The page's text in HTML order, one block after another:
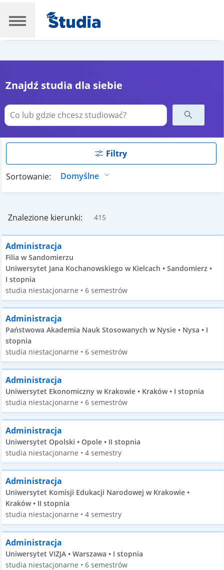
Znajdź studia dla siebie
Filtry
Sortowanie:
Znalezione kierunki: 415
Administracja
Filia w Sandomierzu
Uniwersytet Jana Kochanowskiego w Kielcach • Sandomierz •
I stopnia
studia niestacjonarne • 6 semestrów
Administracja
Państwowa Akademia Nauk Stosowanych w Nysie • Nysa • I
stopnia
studia niestacjonarne • 6 semestrów
Administracja
Uniwersytet Ekonomiczny w Krakowie • Kraków • I stopnia
studia niestacjonarne • 6 semestrów
Administracja
Uniwersytet Opolski • Opole • II stopnia
studia niestacjonarne • 4 semestry
Administracja
Uniwersytet Komisji Edukacji Narodowej w Krakowie •
Kraków • II stopnia
studia niestacjonarne • 4 semestry
Administracja
Uniwersytet VIZJA • Warszawa • I stopnia
studia niestacjonarne • 6 semestrów